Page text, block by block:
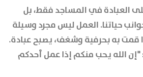
العبادة في المساجد فقط، بل
حياتنا. العمل ليس مجرد وسيلة
قمت به بحرفية وشغف، يصبح عبادة.
الله يحب منكم إذا عمل أحدكم